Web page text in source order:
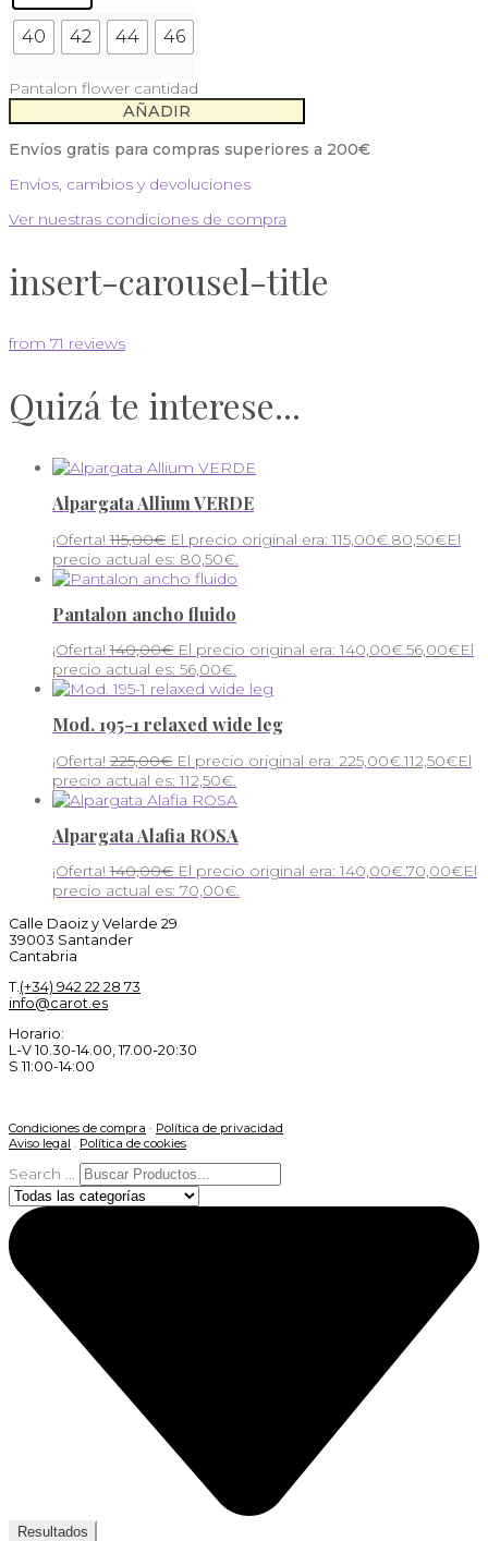
40 42 44 46
Pantalon flower cantidad
AÑADIR
Envíos gratis para compras superiores a 200€
Envíos, cambios y devoluciones
Ver nuestras condiciones de compra
insert-carousel-title
from 71 reviews
Quizá te interese...
Alpargata Allium VERDE
¡Oferta! 115,00€ El precio original era: 115,00€. 80,50€El
precio actual es: 80,50€.
Pantalon ancho fluido
¡Oferta! 140,00€ El precio original era: 140,00€.56,00€El
precio actual es: 56,00€.
Mod. 195-1 relaxed wide leg
¡Oferta! 225,00€ El precio original era: 225,00€.112,50€El
precio actual es: 112,50€.
Alpargata Alafia ROSA
¡Oferta! 140,00€ El precio original era: 140,00€.70,00€El
precio actual es: 70,00€.
Calle Daoiz y Velarde 29
39003 Santander
Cantabria
T. (+34) 942 22 28 73
info@carot.es
Horario:
L-V 10.30-14.00, 17.00-20:30
S 11:00-14:00
Condiciones de compra · Política de privacidad
Aviso legal
Política de cookies
Search ...
Resultados